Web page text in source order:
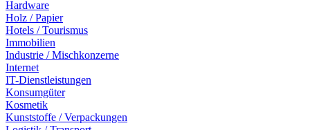
Hardware
Holz / Papier
Hotels / Tourismus
Immobilien
Industrie / Mischkonzerne
Internet
IT-Dienstleistungen
Konsumgüter
Kosmetik
Kunststoffe / Verpackungen